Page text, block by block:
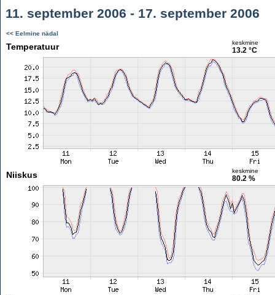
11. september 2006 - 17. september 2006
<< Eelmine nädal
Temperatuur keskmine
13.2 °C
Niiskus keskmine
80.2 %